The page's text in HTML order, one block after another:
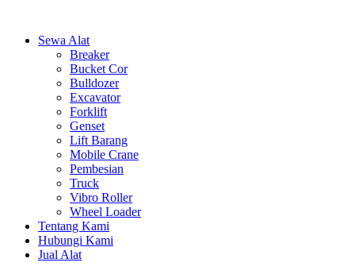
Sewa Alat
Breaker
Bucket Cor
Bulldozer
Excavator
Forklift
Genset
Lift Barang
Mobile Crane
Pembesian
Truck
Vibro Roller
Wheel Loader
Tentang Kami
Hubungi Kami
Jual Alat